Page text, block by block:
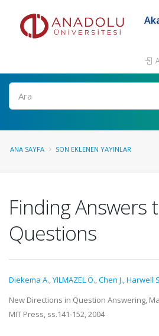
Ara
ANA SAYFA SON EKLENEN YAYINLAR
Finding Answers
Questions
Diekema A.,YILMAZEL Ö.,Chen J.,Harwell
New Directions in Question Answering,
MIT Press, ss.141-152, 2004